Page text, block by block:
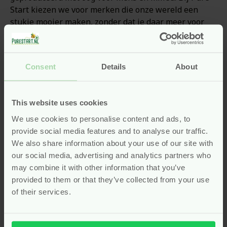
Consent Details About
This website uses cookies
We use cookies to personalise content and ads, to
provide social media features and to analyse our traffic.
We also share information about your use of our site with
our social media, advertising and analytics partners who
may combine it with other information that you’ve
provided to them or that they’ve collected from your use
of their services.
Start kiezen we voor merken die onze wereld een
stukje mooier maken, zonder dat je daar meer voor
hoeft te betalen. Green Toys past daar perfect bij. Je
kind speelt, leert en ontdekt, terwijl jij met een gerust
goed speelgoed hoeft dus écht niet duur te zijn.
Speel in bad of op het strand
met de sleepboot van Green
Toys
De Sleepbootvan Green Toys is gemaakt van
gerecycled plastic en biedt eindeloos waterpret,
zonder batterijen of gedoe. Door het stevige ontwerp
blijft de boot goed drijven en kan hij echt water